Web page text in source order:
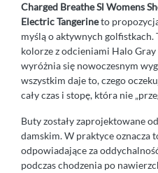
Charged Breathe Sl Womens
Electric Tangerineto
myślą o aktywnych golfistkach.
kolorze z odcieniami Halo
wyróżnia się nowoczesnym
wszystkim daje to, czego
cały czas i stopę, która nie
Buty zostały zaprojektowane
damskim. W praktyce oznacza
odpowiadające za
podczas chodzenia po